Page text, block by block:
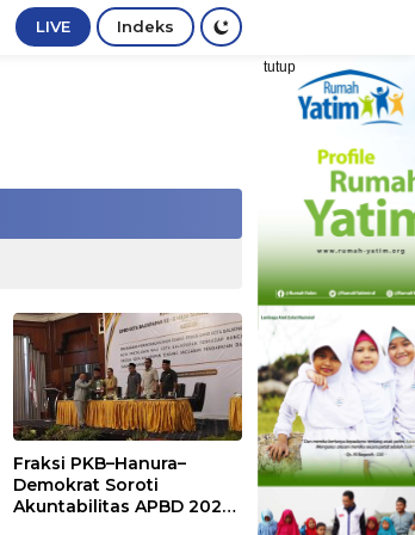
LIVE Indeks
tutup
Fraksi PKB–Hanura–
Demokrat Soroti
Akuntabilitas APBD 2026